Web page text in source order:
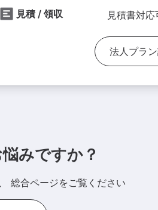
見積 / 領収 見積書対
法人プラ
みですか？
総合ページをご覧ください